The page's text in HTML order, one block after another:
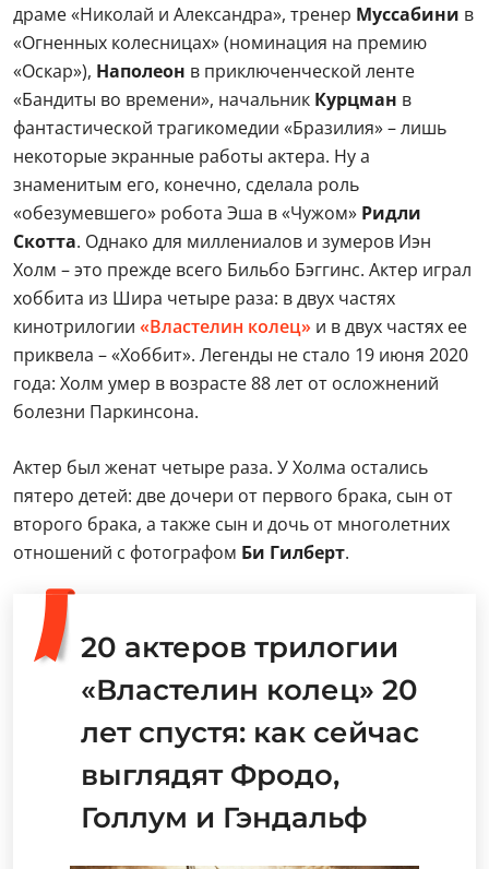
драме «Николай и Александра», тренер Муссабини в
«Огненных колесницах» (номинация на премию
«Оскар»), Наполеон в приключенческой ленте
«Бандиты во времени», начальник Курцман в
фантастической трагикомедии «Бразилия» – лишь
некоторые экранные работы актера. Ну а
знаменитым его, конечно, сделала роль
«обезумевшего» робота Эша в «Чужом» Ридли
Скотта. Однако для миллениалов и зумеров Иэн
Холм – это прежде всего Бильбо Бэггинс. Актер играл
хоббита из Шира четыре раза: в двух частях
кинотрилогии «Властелин колец» и в двух частях ее
приквела – «Хоббит». Легенды не стало 19 июня 2020
года: Холм умер в возрасте 88 лет от осложнений
болезни Паркинсона.
Актер был женат четыре раза. У Холма остались
пятеро детей: две дочери от первого брака, сын от
второго брака, а также сын и дочь от многолетних
отношений с фотографом Би Гилберт.
20 актеров трилогии
«Властелин колец» 20
лет спустя: как сейчас
выглядят Фродо,
Голлум и Гэндальф